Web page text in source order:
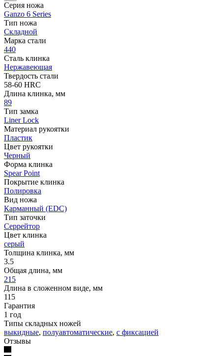
Серия ножа
Ganzo 6 Series
Тип ножа
Складной
Марка стали
440
Сталь клинка
Нержавеющая
Твердость стали
58-60 HRC
Длина клинка, мм
89
Тип замка
Liner Lock
Материал рукоятки
Пластик
Цвет рукоятки
Черный
Форма клинка
Spear Point
Покрытие клинка
Полировка
Вид ножа
Карманный (EDC)
Тип заточки
Серрейтор
Цвет клинка
серый
Толщина клинка, мм
3.5
Общая длина, мм
215
Длина в сложенном виде, мм
115
Гарантия
1 год
Типы складных ножей
выкидные, полуавтоматические, с фиксацией
Отзывы